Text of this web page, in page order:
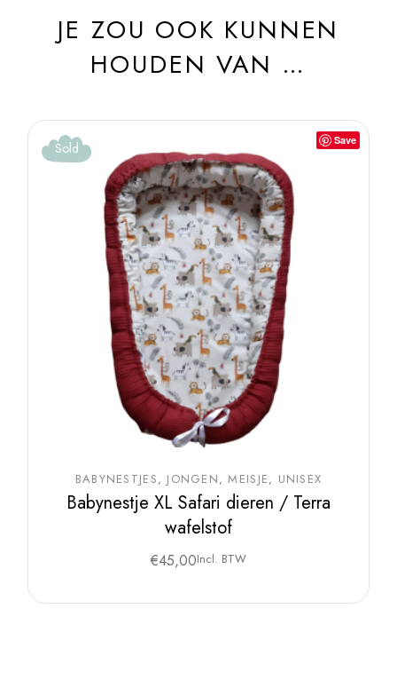
JE ZOU OOK KUNNEN
HOUDEN VAN …
Save
Sold
BABYNESTJES JONGEN MEISJE UNISEX
Babynestje XL Safari dieren / Terra
wafelstof
€45,00Incl. BTW